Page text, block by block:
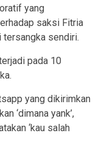
yang
saksi Fitria
tersangka sendiri.
pada 10
yang dikirimkan
‘dimana yank’,
‘kau salah